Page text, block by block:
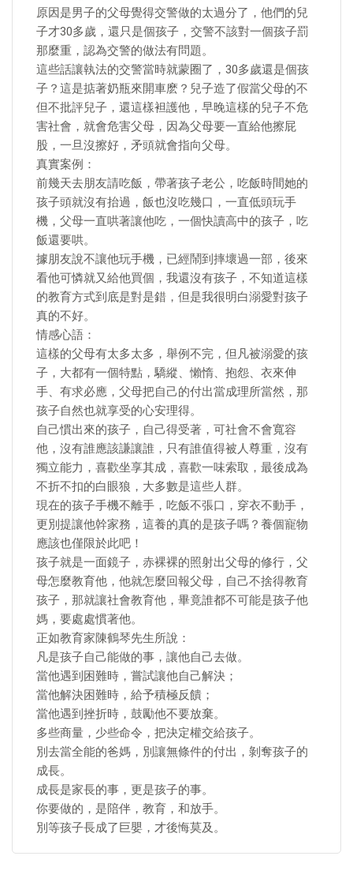
原因是男子的父母覺得交警做的太過分了，他們的兒
子才30多歲，還只是個孩子，交警不該對一個孩子罰
那麼重，認為交警的做法有問題。
這些話讓執法的交警當時就蒙圈了，30多歲還是個孩
子？這是掂著奶瓶來開車麽？兒子造了假當父母的不
但不批評兒子，還這樣袒護他，早晚這樣的兒子不危
害社會，就會危害父母，因為父母要一直給他擦屁
股，一旦沒擦好，矛頭就會指向父母。
真實案例：
前幾天去朋友請吃飯，帶著孩子老公，吃飯時間她的
孩子頭就沒有抬過，飯也沒吃幾口，一直低頭玩手
機，父母一直哄著讓他吃，一個快讀高中的孩子，吃
飯還要哄。
據朋友說不讓他玩手機，已經鬧到摔壞過一部，後來
看他可憐就又給他買個，我還沒有孩子，不知道這樣
的教育方式到底是對是錯，但是我很明白溺愛對孩子
真的不好。
情感心語：
這樣的父母有太多太多，舉例不完，但凡被溺愛的孩
子，大都有一個特點，驕縱、懶惰、抱怨、衣來伸
手、有求必應，父母把自己的付出當成理所當然，那
孩子自然也就享受的心安理得。
自己慣出來的孩子，自己得受著，可社會不會寬容
他，沒有誰應該謙讓誰，只有誰值得被人尊重，沒有
獨立能力，喜歡坐享其成，喜歡一味索取，最後成為
不折不扣的白眼狼，大多數是這些人群。
現在的孩子手機不離手，吃飯不張口，穿衣不動手，
更別提讓他幹家務，這養的真的是孩子嗎？養個寵物
應該也僅限於此吧！
孩子就是一面鏡子，赤裸裸的照射出父母的修行，父
母怎麼教育他，他就怎麼回報父母，自己不捨得教育
孩子，那就讓社會教育他，畢竟誰都不可能是孩子他
媽，要處處慣著他。
正如教育家陳鶴琴先生所說：
凡是孩子自己能做的事，讓他自己去做。
當他遇到困難時，嘗試讓他自己解決；
當他解決困難時，給予積極反饋；
當他遇到挫折時，鼓勵他不要放棄。
多些商量，少些命令，把決定權交給孩子。
別去當全能的爸媽，別讓無條件的付出，剝奪孩子的
成長。
成長是家長的事，更是孩子的事。
你要做的，是陪伴，教育，和放手。
別等孩子長成了巨嬰，才後悔莫及。